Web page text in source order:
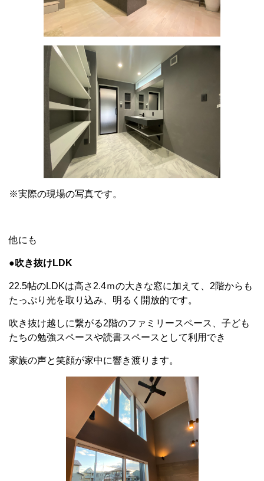
※実際の現場の写真です。
他にも
●吹き抜けLDK
22.5帖のLDKは高さ2.4ｍの大きな窓に加えて、2階からも
たっぷり光を取り込み、明るく開放的です。
吹き抜け越しに繋がる2階のファミリースペース、子ども
たちの勉強スペースや読書スペースとして利用でき
家族の声と笑顔が家中に響き渡ります。